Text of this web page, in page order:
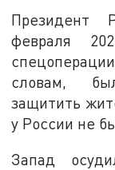
Президент
февраля
словам,
защитить
у России не
Запад